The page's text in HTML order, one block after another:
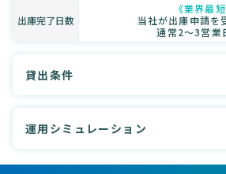
出庫完了日数
《業界最短
当社が出庫申請を
通常2〜3営業
貸出条件
運用シミュレーション